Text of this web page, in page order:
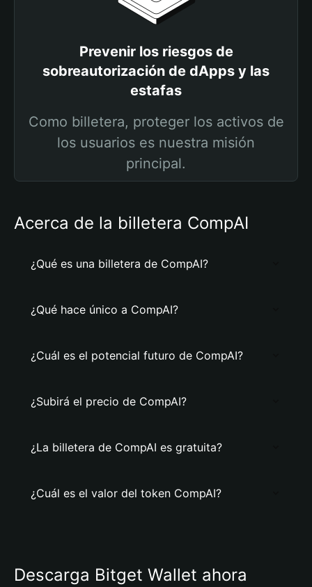
Prevenir los riesgos de
sobreautorización de dApps y las
estafas
Como billetera, proteger los activos de
los usuarios es nuestra misión
principal.
Acerca de la billetera CompAI
¿Qué es una billetera de CompAI?
¿Qué hace único a CompAI?
¿Cuál es el potencial futuro de CompAI?
¿Subirá el precio de CompAI?
¿La billetera de CompAI es gratuita?
¿Cuál es el valor del token CompAI?
Descarga Bitget Wallet ahora